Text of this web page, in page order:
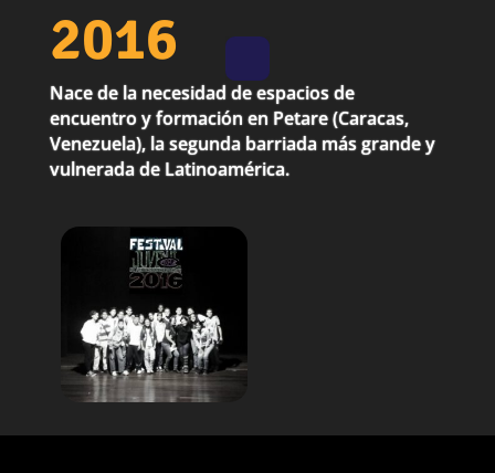
2016
Nace de la necesidad de espacios de
encuentro y formación en Petare (Caracas,
Venezuela), la segunda barriada más grande y
vulnerada de Latinoamérica.